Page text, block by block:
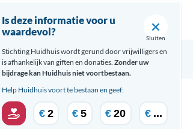
Is deze informatie voor u
waardevol?
Sluiten
Stichting Huidhuis wordt gerund door vrijwilligers en
is afhankelijk van giften en donaties. Zonder uw
bijdrage kan Huidhuis niet voortbestaan.
Help Huidhuis voort te bestaan en geef:
€ 2 € 5 € 20 € ...